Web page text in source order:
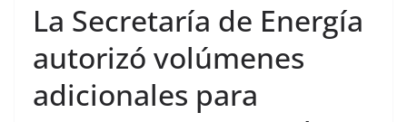
La Secretaría de Energía
autorizó volúmenes
adicionales para